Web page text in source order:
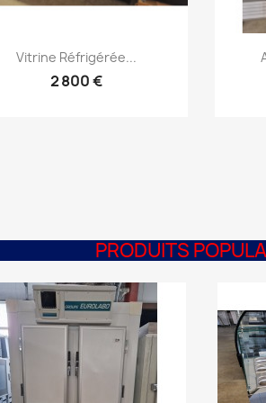
Aperçu rapide
Vitrine Réfrigérée...
2 800 €
PRODUITS